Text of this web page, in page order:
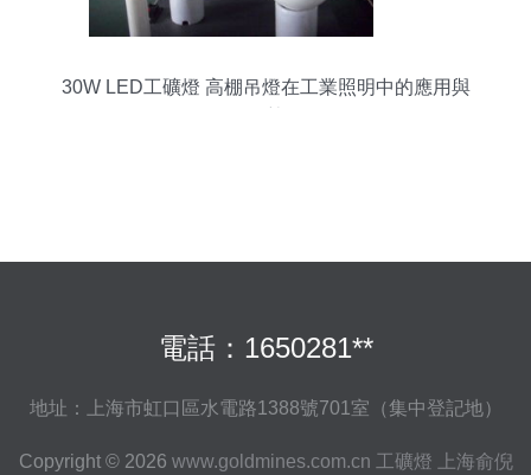
30W LED工礦燈 高棚吊燈在工業照明中的應用與
電話：1650281**
地址：上海市虹口區水電路1388號701室（集中登記地）
Copyright © 2026 www.goldmines.com.cn 工礦燈
上海俞倪